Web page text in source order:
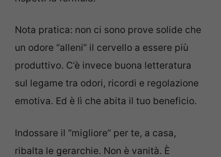
Nota pratica: non ci sono prove solide che
un odore “alleni” il cervello a essere più
produttivo. C’è invece buona letteratura
sul legame tra odori, ricordi e regolazione
emotiva. Ed è lì che abita il tuo beneficio.
Indossare il “migliore” per te, a casa,
ribalta le gerarchie. Non è vanità. È